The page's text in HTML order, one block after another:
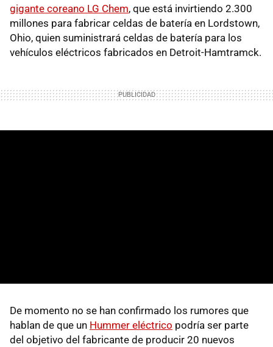
gigante coreano LG Chem, que está invirtiendo 2.300
millones para fabricar celdas de batería en Lordstown,
Ohio, quien suministrará celdas de batería para los
vehículos eléctricos fabricados en Detroit-Hamtramck.
De momento no se han confirmado los rumores que
hablan de que un Hummer eléctrico podría ser parte
del objetivo del fabricante de producir 20 nuevos